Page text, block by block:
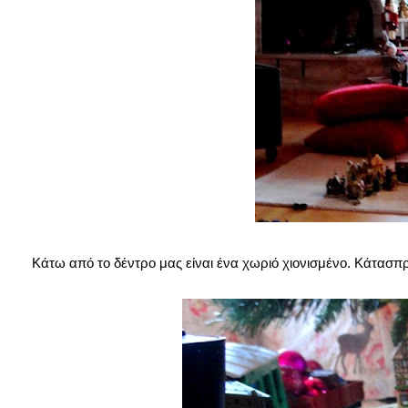
Κάτω από το δέντρο μας είναι ένα χωριό χιονισμένο.